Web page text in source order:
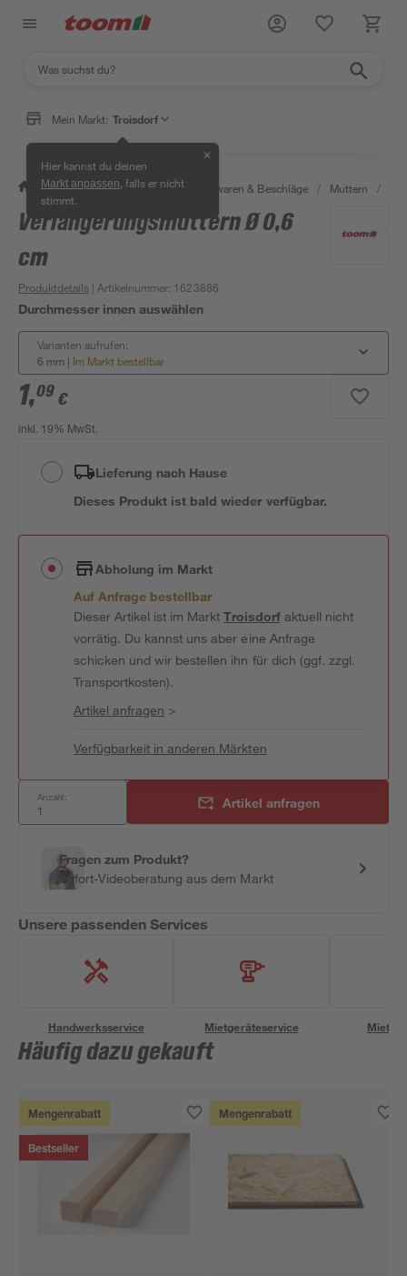
Mein Markt: Troisdorf
Hier kannst du deinen
Markt anpassen , falls er nicht
stimmt.
✕
/ Werkstatt & Maschinen / Eisenwaren & Beschläge / Muttern /
Verlängerungsmuttern Ø 0,6
cm
Produktdetails | Artikelnummer: 1623886
Durchmesser innen auswählen
Varianten aufrufen:
6 mm | Im Markt bestellbar
1,09 €
inkl. 19% MwSt.
Lieferung nach Hause
Dieses Produkt ist bald wieder verfügbar.
Abholung im Markt
Auf Anfrage bestellbar
Dieser Artikel ist im MarktTroisdorfaktuell nicht
vorrätig. Du kannst uns aber eine Anfrage
schicken und wir bestellen ihn für dich (ggf. zzgl.
Transportkosten).
Artikel anfragen >
Verfügbarkeit in anderen Märkten
Anzahl: Artikel anfragen
Fragen zum Produkt?
Sofort-Videoberatung aus dem Markt
Unsere passenden Services
Handwerksservice Mietgeräteservice
Häufig dazu gekauft
Mengenrabatt
Bestseller
Mengenrabatt